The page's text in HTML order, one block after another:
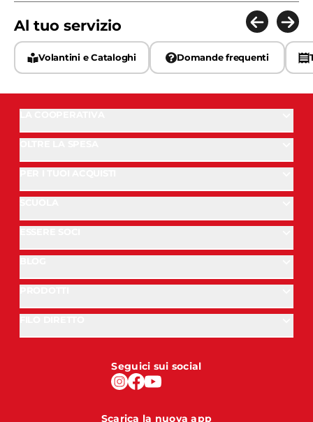
Al tuo servizio
Volantini e Cataloghi Domande frequenti
Seguici sui social
Scarica la nuova app